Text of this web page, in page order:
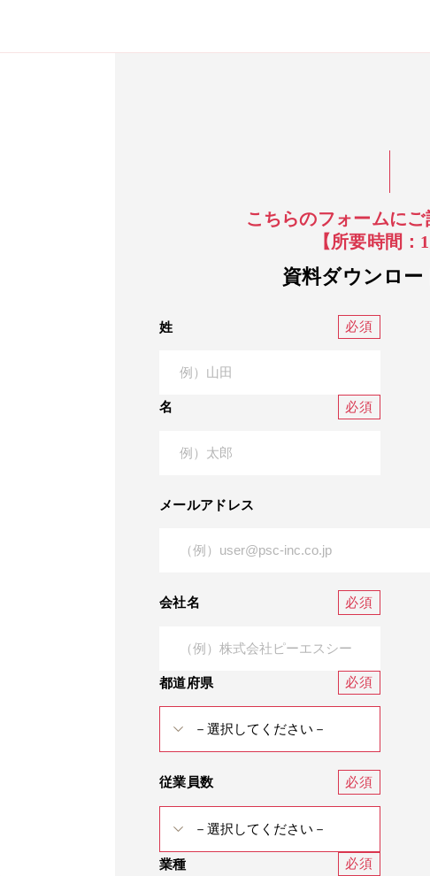
こちらのフォームに
【所要時間：1
資料ダウンロー
姓
名
メールアドレス
会社名
都道府県
従業員数
業種